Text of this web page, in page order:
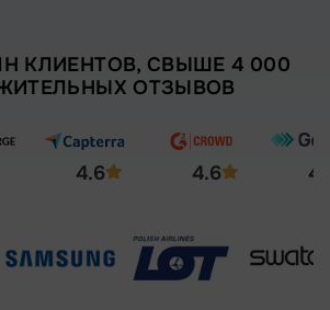
КЛИЕНТОВ, СВЫШЕ 4 000
ОТЗЫВОВ
4.6 4.6